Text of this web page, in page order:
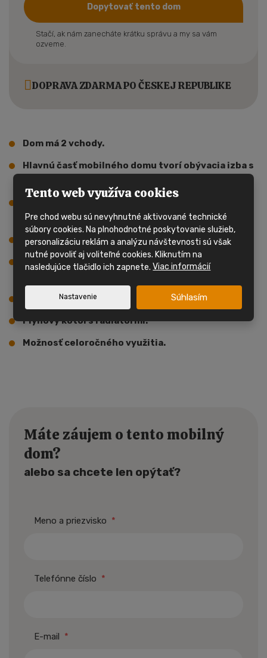
Dopytovať tento dom
Stačí, ak nám zanecháte krátku správu a my sa vám
ozveme.
DOPRAVA ZDARMA PO ČESKEJ REPUBLIKE
Dom má 2 vchody.
Hlavnú časť mobilného domu tvorí obývacia izba s
Súčasťou obývacej izby a kuchyne je jedálenský
kút.
V tomto dome sú 2 spálne, celkom 3 lôžka.
V poslednom rade sa v dome nachádza kúpeľňa so
1x WC oddelene.
Plynový kotol s radiátormi.
Možnosť celoročného využitia.
Máte záujem o tento mobilný
dom?
alebo sa chcete len opýtať?
Meno a priezvisko *
Telefónne číslo *
E-mail *
Tento web využíva cookies
Pre chod webu sú nevyhnutné aktivované technické
súbory cookies. Na plnohodnotné poskytovanie služieb,
personalizáciu reklám a analýzu návštevnosti sú však
nutné povoliť aj voliteľné cookies. Kliknutím na
nasledujúce tlačidlo ich zapnete.Viac informácií
Nastavenie Súhlasím